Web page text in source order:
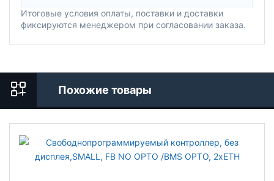
Итоговые условия оплаты, поставки и доставки
фиксируются менеджером при согласовании заказа.
Похожие товары